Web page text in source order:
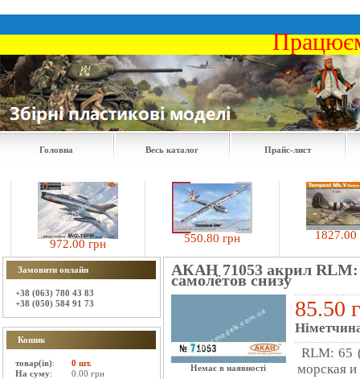
Головна Весь каталог Прайс-лист
972.00 грн 550.80 грн 1827.00
Замовити онлайн
+38 (063) 780 43 83
+38 (050) 584 91 73
Кошик
товар(ів):
0 шт.
На суму: 0.00 грн
АКАН 71053 акрил RLM:
самолётов cнизу
Немає в наявності
85.50
RLM: 65
морская и